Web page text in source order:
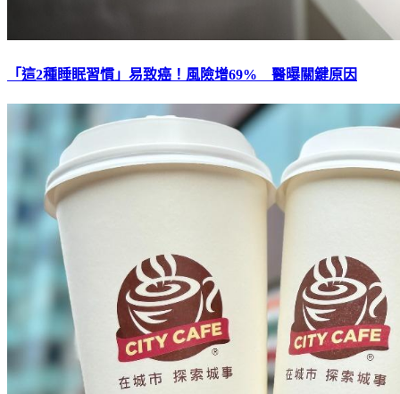
「這2種睡眠習慣」易致癌！風險增69% 醫曝關鍵原因